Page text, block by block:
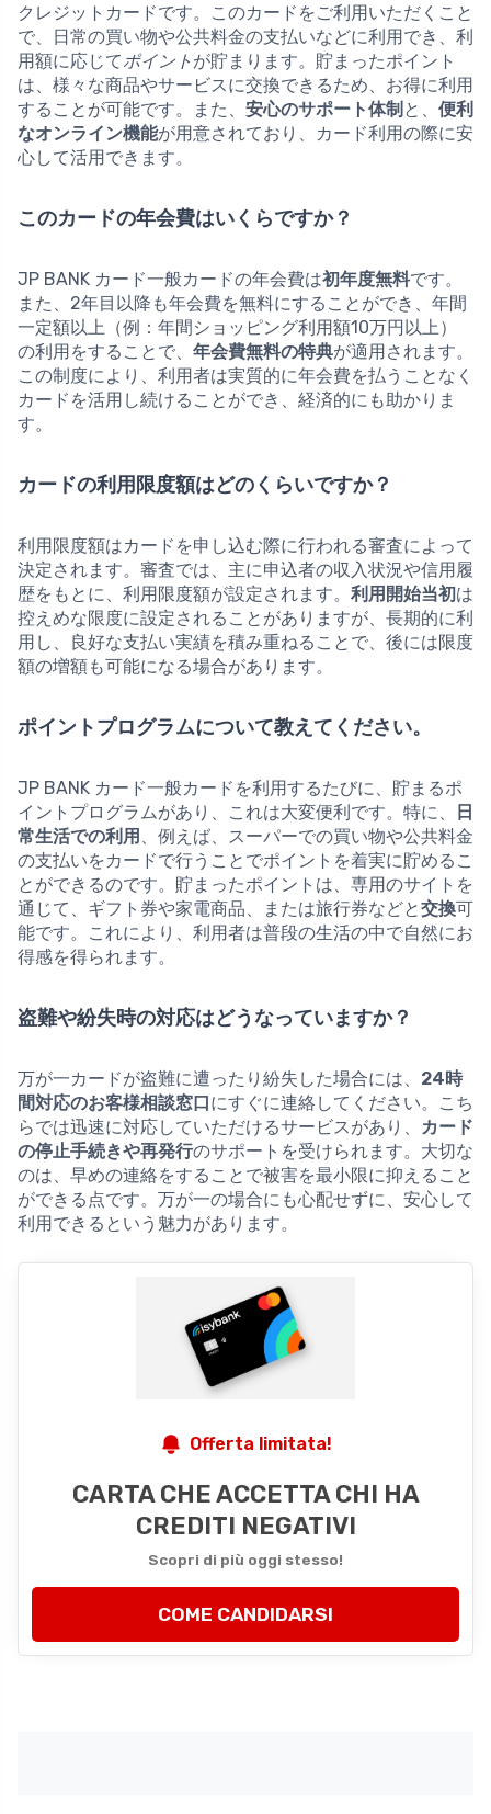
クレジットカードです。このカードをご利用いただくこと
で、日常の買い物や公共料金の支払いなどに利用でき、利
用額に応じてポイント が貯まります。貯まったポイント
は、様々な商品やサービスに交換できるため、お得に利用
することが可能です。また、 安心のサポート体制 と、 便利
なオンライン機能が用意されており、カード利用の際に安
心して活用できます。
このカードの年会費はいくらですか？
JP BANK カード一般カードの年会費は初年度無料です。
また、2年目以降も年会費を無料にすることができ、年間
一定額以上（例：年間ショッピング利用額10万円以上）
の利用をすることで、 年会費無料の特典が適用されます。
この制度により、利用者は実質的に年会費を払うことなく
カードを活用し続けることができ、経済的にも助かりま
す。
カードの利用限度額はどのくらいですか？
利用限度額はカードを申し込む際に行われる審査によって
決定されます。審査では、主に申込者の収入状況や信用履
歴をもとに、利用限度額が設定されます。 利用開始当初は
控えめな限度に設定されることがありますが、長期的に利
用し、良好な支払い実績を積み重ねることで、後には限度
額の増額も可能になる場合があります。
ポイントプログラムについて教えてください。
JP BANK カード一般カードを利用するたびに、貯まるポ
イントプログラムがあり、これは大変便利です。特に、
日
常生活での利用 、例えば、スーパーでの買い物や公共料金
の支払いをカードで行うことでポイントを着実に貯めるこ
とができるのです。貯まったポイントは、専用のサイトを
通じて、ギフト券や家電商品、または旅行券などと交換可
能です。これにより、利用者は普段の生活の中で自然にお
得感を得られます。
盗難や紛失時の対応はどうなっていますか？
万が一カードが盗難に遭ったり紛失した場合には、 24時
間対応のお客様相談窓口にすぐに連絡してください。こち
らでは迅速に対応していただけるサービスがあり、 カード
の停止手続きや再発行のサポートを受けられます。大切な
のは、早めの連絡をすることで被害を最小限に抑えること
ができる点です。万が一の場合にも心配せずに、安心して
利用できるという魅力があります。
Offerta limitata!
CARTA CHE ACCETTA CHI HA
CREDITI NEGATIVI
Scopri di più oggi stesso!
COME CANDIDARSI